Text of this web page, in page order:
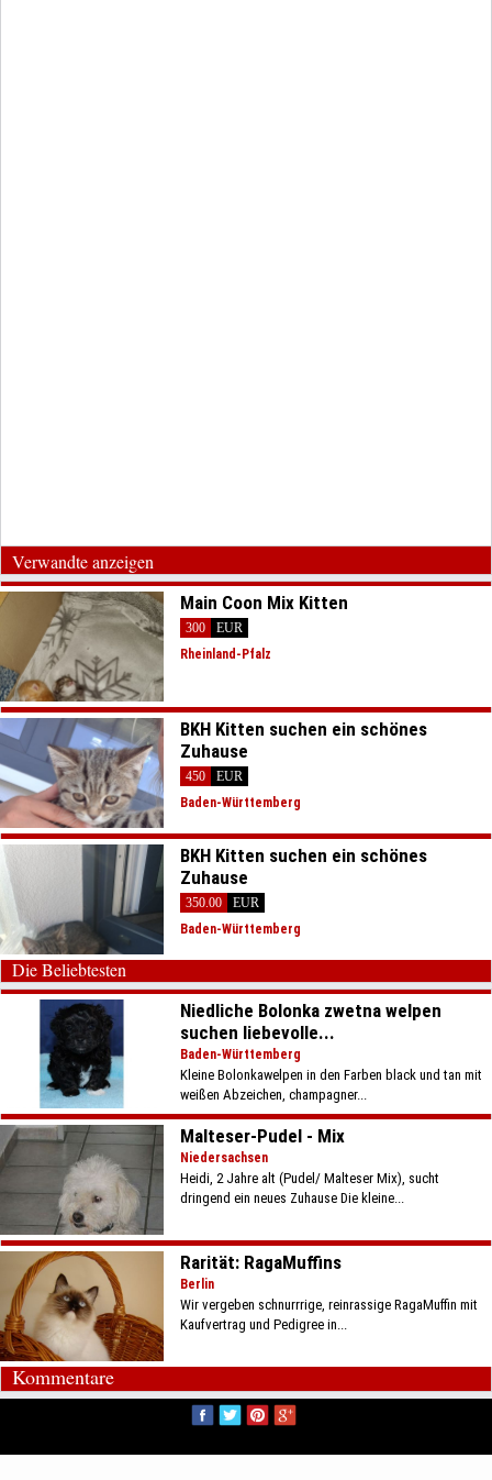
Verwandte anzeigen
Main Coon Mix Kitten
300
EUR
Rheinland-Pfalz
BKH Kitten suchen ein schönes
Zuhause
450
EUR
Baden-Württemberg
BKH Kitten suchen ein schönes
Zuhause
350.00
EUR
Baden-Württemberg
Die Beliebtesten
Niedliche Bolonka zwetna welpen
suchen liebevolle...
Baden-Württemberg
Kleine Bolonkawelpen in den Farben black und tan mit
weißen Abzeichen, champagner...
Malteser-Pudel - Mix
Niedersachsen
Heidi, 2 Jahre alt (Pudel/ Malteser Mix), sucht
dringend ein neues Zuhause Die kleine...
Rarität: RagaMuffins
Berlin
Wir vergeben schnurrrige, reinrassige RagaMuffin mit
Kaufvertrag und Pedigree in...
Kommentare